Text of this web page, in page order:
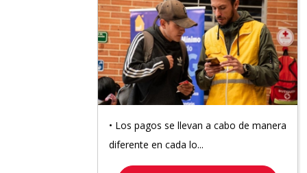
• Los pagos se llevan a cabo de manera
diferente en cada lo...